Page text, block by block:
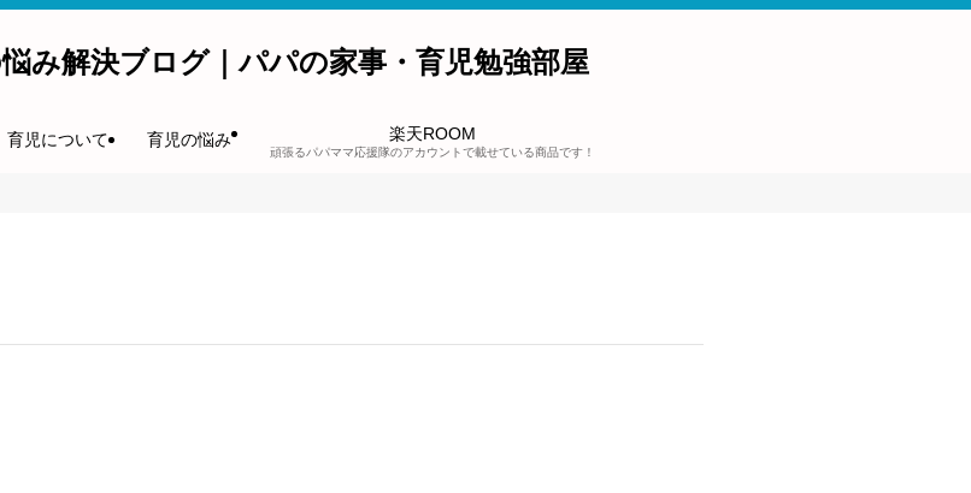
み解決ブログ｜パパの家事・育児勉強部屋
育児について 育児の悩み 楽天ROOM
頑張るパパママ応援隊のアカウントで載せている商品です！